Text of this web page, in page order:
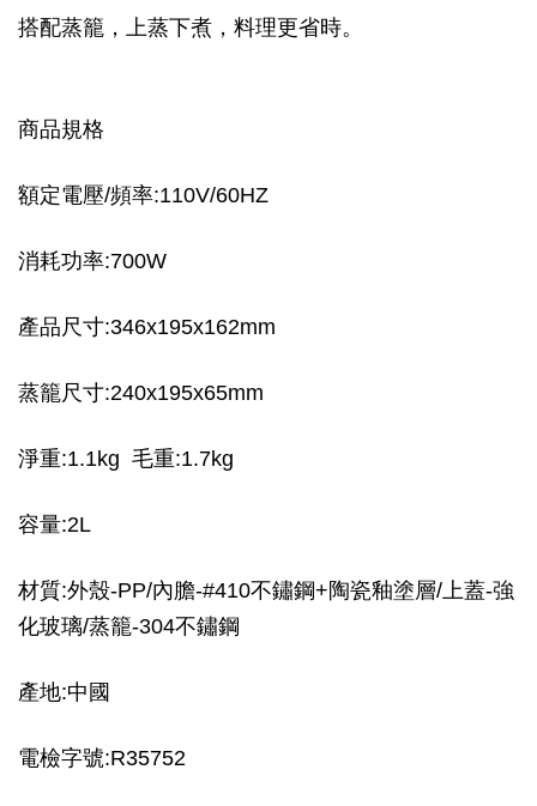
搭配蒸籠，上蒸下煮，料理更省時。
商品規格
額定電壓/頻率:110V/60HZ
消耗功率:700W
產品尺寸:346x195x162mm
蒸籠尺寸:240x195x65mm
淨重:1.1kg 毛重:1.7kg
容量:2L
材質:外殼-PP/內膽-#410不鏽鋼+陶瓷釉塗層/上蓋-強
化玻璃/蒸籠-304不鏽鋼
產地:中國
電檢字號:R35752